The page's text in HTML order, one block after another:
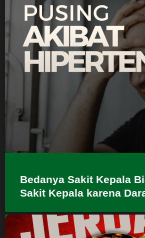
Bedanya Sakit Kepala
Sakit Kepala karena